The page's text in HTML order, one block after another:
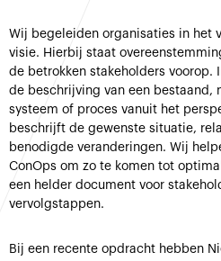
Wij begeleiden organisaties in het
visie. Hierbij staat
de betrokken stakeholders voorop.
de beschrijving van een bestaand,
systeem of proces vanuit het
beschrijft de gewenste situatie,
benodigde veranderingen. Wij
ConOps om zo te komen tot
een helder document voor
vervolgstappen.
Bij een recente opdracht hebben